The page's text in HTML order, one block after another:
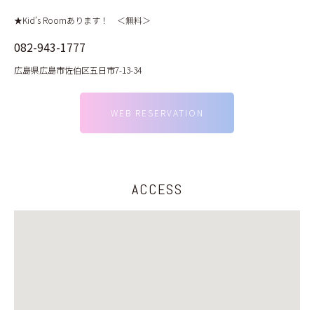
★Kid’s Roomあります！ ＜無料＞
082-943-1777
広島県広島市佐伯区五日市7-13-34
WEB RESERVATION
ACCESS